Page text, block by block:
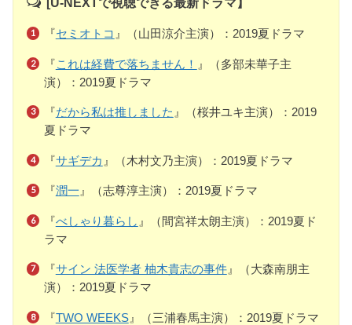
[U-NEXTで視聴できる最新ドラマ】
『セミオトコ 』（山田涼介主演）：2019夏ドラマ
『これは経費で落ちません！ 』（多部未華子主
演）：2019夏ドラマ
『だから私は推しました 』（桜井ユキ主演）：2019
夏ドラマ
『サギデカ 』（木村文乃主演）：2019夏ドラマ
『潤一』（志尊淳主演）：2019夏ドラマ
『べしゃり暮らし 』（間宮祥太朗主演）：2019夏ド
ラマ
『サイン 法医学者 柚木貴志の事件』（大森南朋主
演）：2019夏ドラマ
『TWO WEEKS』（三浦春馬主演）：2019夏ドラマ